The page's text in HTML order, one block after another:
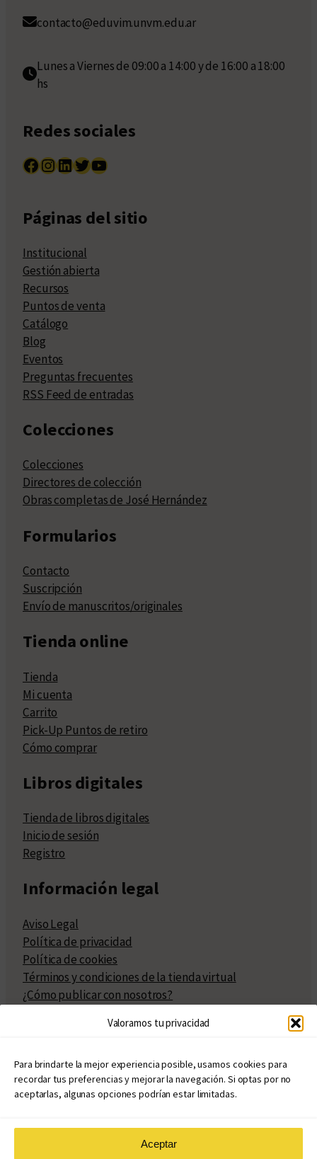
Valoramos tu privacidad
Para brindarte la mejor experiencia posible, usamos cookies para
recordar tus preferencias y mejorar la navegación. Si optas por no
aceptarlas, algunas opciones podrían estar limitadas.
Aceptar
contacto@eduvim.unvm.edu.ar
Lunes a Viernes de 09:00 a 14:00 y de 16:00 a 18:00
hs
Redes sociales
Facebook InstagramLinkedIn Twitter YouTube
Páginas del sitio
Institucional
Gestión abierta
Recursos
Puntos de venta
Catálogo
Blog
Eventos
Preguntas frecuentes
RSS Feed de entradas
Colecciones
Colecciones
Directores de colección
Obras completas de José Hernández
Formularios
Contacto
Suscripción
Envío de manuscritos/originales
Tienda online
Tienda
Mi cuenta
Carrito
Pick-Up Puntos de retiro
Cómo comprar
Libros digitales
Tienda de libros digitales
Inicio de sesión
Registro
Información legal
Aviso Legal
Política de privacidad
Política de cookies
Términos y condiciones de la tienda virtual
¿Cómo publicar con nosotros?
Políticas de publicación
Políticas de coedición
Atribuciones